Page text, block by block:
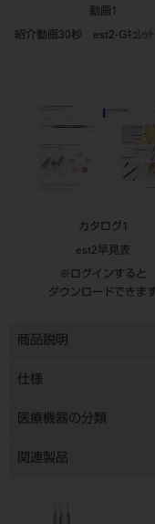
動画1
紹介動画30秒 est2-Gｷｭﾚｯﾄ
カタログ1
est2早見表
※ログインすると
ダウンロードできま
商品説明
仕様
医療機器の分類
関連製品